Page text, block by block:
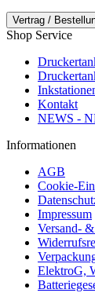
Vertrag /
Shop Service
Kontakt
NEWS -
Informationen
AGB
Cookie-
Impressum
Versand-
ElektroG,